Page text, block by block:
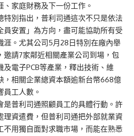
家庭財務及下一份工作。
特別指出，普利司通這次不只是依法
員安置」為方向，盡可能協助所有受
涯。尤其公司5月28日特別在廠內舉
邀請7家鄰近相關產業公司到場，包
電子PCB等產業，釋出技術、維
，相關企業總資本額逾新台幣668億
工人數。
是普利司通照顧員工的具體行動。許
理資遣費，但普利司通把外部就業資
不用獨自面對求職市場，而能在熟悉